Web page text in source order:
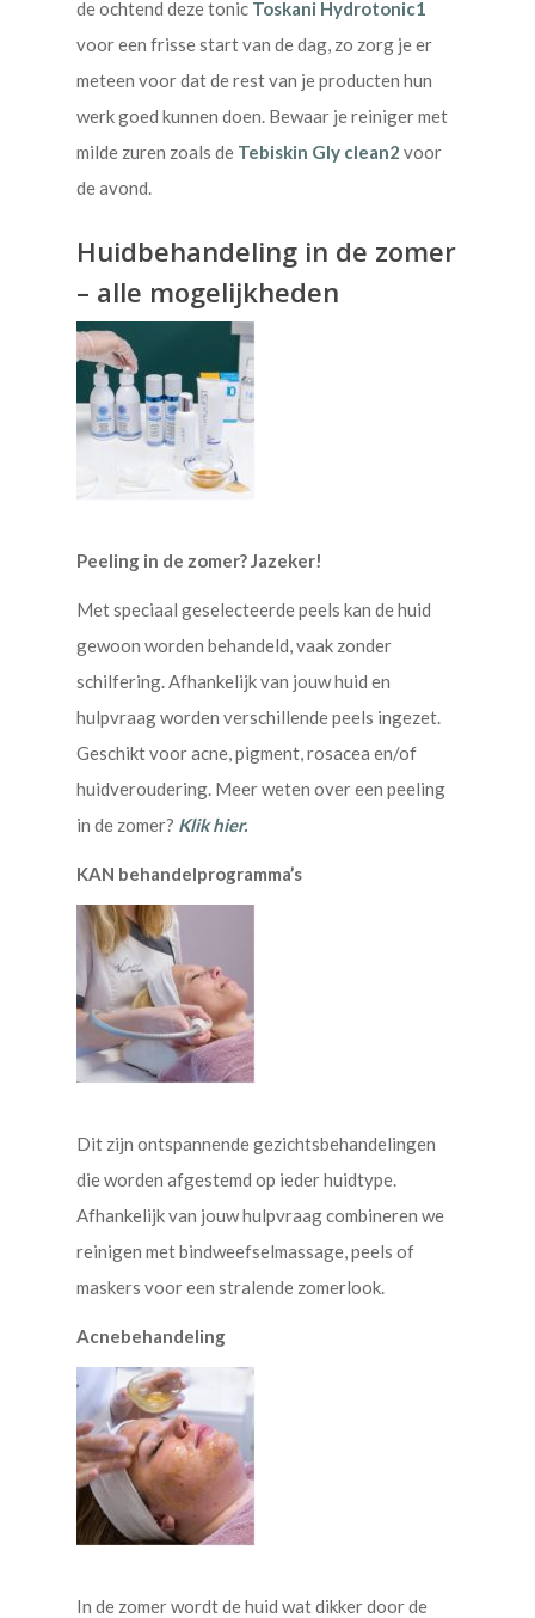
de ochtend deze tonic Toskani Hydrotonic1
voor een frisse start van de dag, zo zorg je er
meteen voor dat de rest van je producten hun
werk goed kunnen doen. Bewaar je reiniger met
milde zuren zoals de Tebiskin Gly clean2 voor
de avond.
Huidbehandeling in de zomer
– alle mogelijkheden
Peeling in de zomer? Jazeker!
Met speciaal geselecteerde peels kan de huid
gewoon worden behandeld, vaak zonder
schilfering. Afhankelijk van jouw huid en
hulpvraag worden verschillende peels ingezet.
Geschikt voor acne, pigment, rosacea en/of
huidveroudering. Meer weten over een peeling
in de zomer? Klik hier.
KAN behandelprogramma’s
Dit zijn ontspannende gezichtsbehandelingen
die worden afgestemd op ieder huidtype.
Afhankelijk van jouw hulpvraag combineren we
reinigen met bindweefselmassage, peels of
maskers voor een stralende zomerlook.
Acnebehandeling
In de zomer wordt de huid wat dikker door de